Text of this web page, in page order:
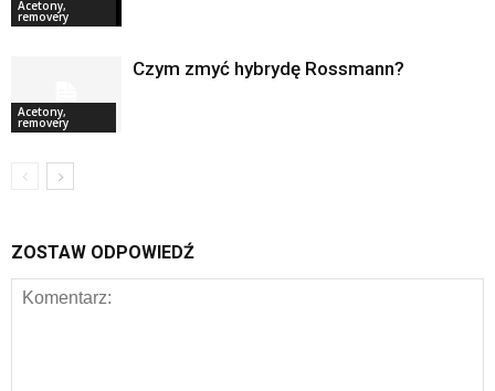
Acetony,
removery
Acetony,
removery
Czym zmyć hybrydę Rossmann?
ZOSTAW ODPOWIEDŹ